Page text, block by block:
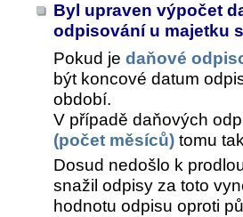
Byl upraven výpočet
odpisování u majetku
Pokud je daňové
být koncové datum
období.
V případě daňových
(počet měsíců) tomu
Dosud nedošlo k
snažil odpisy za toto
hodnotu odpisu oproti